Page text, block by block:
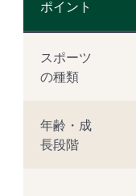
ポイント
スポーツ
の種類
年齢・成
長段階